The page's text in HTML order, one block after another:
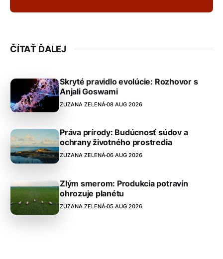
ČÍTAŤ ĎALEJ
Skryté pravidlo evolúcie: Rozhovor s
Anjali Goswami
ZUZANA ZELENÁ08 AUG 2026
Práva prírody: Budúcnosť súdov a
ochrany životného prostredia
ZUZANA ZELENÁ06 AUG 2026
Zlým smerom: Produkcia potravín
ohrozuje planétu
ZUZANA ZELENÁ05 AUG 2026